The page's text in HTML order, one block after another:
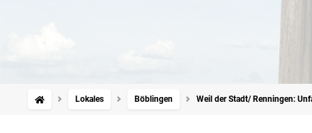
Lokales Böblingen Weil der Stadt/ Renningen: